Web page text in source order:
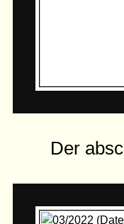
Der